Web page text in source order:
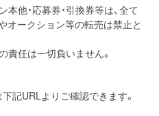
他・応募券・引換券等は、全て
オークション等の転売は禁止と
責任は一切負いません。
記URLよりご確認できます。